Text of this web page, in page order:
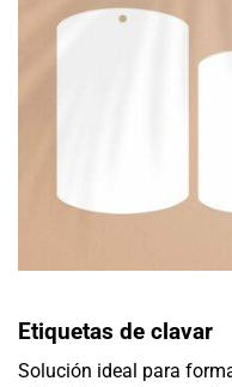
Etiquetas de clavar
Solución ideal para